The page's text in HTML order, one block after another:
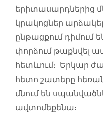
երիտասարդներից
կրակոցներ
ընթացքում
փորձում թաքնվել
հետևում։ Երկար
հետո շատերը
մնում են
ավտոմեքենա։